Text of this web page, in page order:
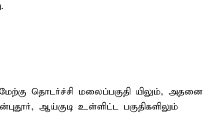
தொடர்ச்சி மலைப்பகுதி யிலும், அதனை
ஆய்குடி உள்ளிட்ட பகுதிகளிலும்